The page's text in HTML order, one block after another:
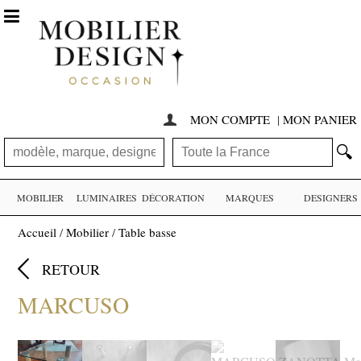
 MON COMPTE | MON PANIER
🔍

MOBILIER LUMINAIRES DÉCORATION MARQUES DESIGNERS
Accueil /Mobilier /Table basse
 RETOUR
MARCUSO